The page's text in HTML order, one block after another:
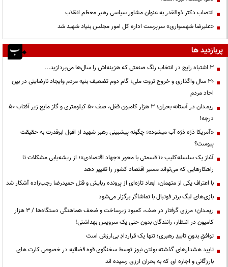
انتصاب دکتر ذوالقدر به عنوان مشاور سیاسی رهبر معظم انقلاب
«علیرضا شهسواری» سرپرست اداره کل امور مجلس بنیاد شهید شد
پربازدید ها
3 اشتباه رایج در انتخاب رنگ صنعتی که هزینه‌اش را سال‌ها می‌پردازید...
۳۰ سال واگذاری و خروج ثروت ملی؛ گام دوم تضعیف بنیه مردم وایجاد نارضایتی در بین
احاد مردم
ریمـدان در آستانه بحران؛ ۳ هزار کامیون قفل، صف ۵۰ کیلومتری و گاز مایع زیر آفتاب ۵۰
درجه!
«آمریکا ذرّه ذرّه آب میشود»؛ چگونه پیشبینی رهبر شهید از افول ابرقدرت به حقیقت
پیوست؟
آغاز یک سلسله‌کلیپ ۱۰ قسمتی با محور «جهاد اقتصادی»؛ از ریشه‌یابی مشکلات تا
راهکارهایی که می‌تواند مسیر اقتصاد کشور را تغییر دهد
با اعتراف یکی از متهمان، ابعاد تازه‌ای از پرونده ربایش و قتل حمیدرضا رجب‌زاده آشکار شد
بازی‌های لیگ برتر فوتبال با تماشاگر برگزار می‌شود
ریمـدان؛ مرزی گرفتار در صف، کمبود زیرساخت و ضعف هماهنگی دستگاه‌ها / ۳ هزار
کامیون در انتظار، رانندگان بدون حتی یک سرویس بهداشتی!
توافقِ بدونِ تاییدِ رهبری؛ تنها یک قراردادِ بی‌ارزش است
تایید هشدارهای گذشته بولتن نیوز توسط سخنگوی قوه قضائیه در خصوص کارت های
بارزگانی و اجاره ای که به بحران ارزی رسیده اند